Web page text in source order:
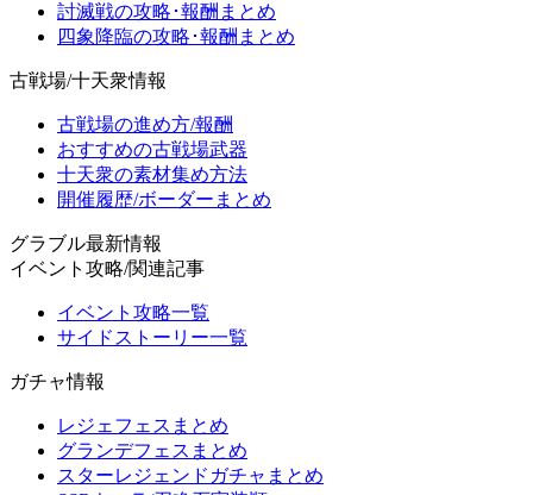
討滅戦の攻略･報酬まとめ
四象降臨の攻略･報酬まとめ
古戦場/十天衆情報
古戦場の進め方/報酬
おすすめの古戦場武器
十天衆の素材集め方法
開催履歴/ボーダーまとめ
グラブル最新情報
イベント攻略/関連記事
イベント攻略一覧
サイドストーリー一覧
ガチャ情報
レジェフェスまとめ
グランデフェスまとめ
スターレジェンドガチャまとめ